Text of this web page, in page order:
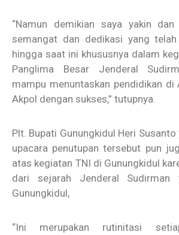
“Namun demikian saya yakin dan
semangat dan dedikasi yang
hingga saat ini khususnya dalam
Panglima Besar Jenderal
mampu menuntaskan pendidikan di
Akpol dengan sukses,” tutupnya.
Plt. Bupati Gunungkidul Heri
upacara penutupan tersebut pun
atas kegiatan TNI di Gunungkidul
dari sejarah Jenderal Sudirman
Gunungkidul,
“Ini merupakan rutinitasi